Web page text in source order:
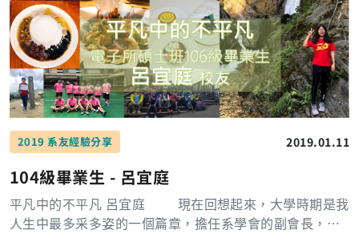
輔大時我過著得過且過的生活，每天通勤上下學，一般來
說大家都會認為回家才會認真讀書，但其實不然，有同儕
間跟著一起讀才會有動力，彼此互相討論也可以讓大家有
更加進步的空間，在長庚的環境由於地形封閉的關係同儕
都會住在一起，晚上大家可以一起讀書一起努力，但由於
長庚校區較為封閉，也因此對於校內資訊的管理也較多，
也因此參加不同的社團訓練自己的獨立思考能力是很重要
的，已我自身的經歷來說，我曾經擔任過系學會會長、學
生議會副議長，也曾經在彰友會參加過兩次返服，在擔任
這些社團幹部或是參加這些活動時，不管是學校行政上的
交涉、統合大家工作的能力、識人的能力、與夥伴間的溝
通，在經歷過這些後都會獲得很多的收穫，或許當下的自
2019 系友經驗分享 2019.01.11
104級畢業生 - 呂宜庭
平凡中的不平凡 呂宜庭 現在回想起來，大學時期是我
人生中最多采多姿的一個篇章，擔任系學會的副會長，承